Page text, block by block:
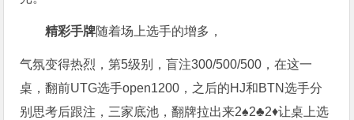
精彩手牌随着场上选手的增多，
气氛变得热烈，第5级别，盲注300/500/500，在这一
桌，翻前UTG选手open1200，之后的HJ和BTN选手分
别思考后跟注，三家底池，翻牌拉出来2♠️2♣️2♦️让桌上选